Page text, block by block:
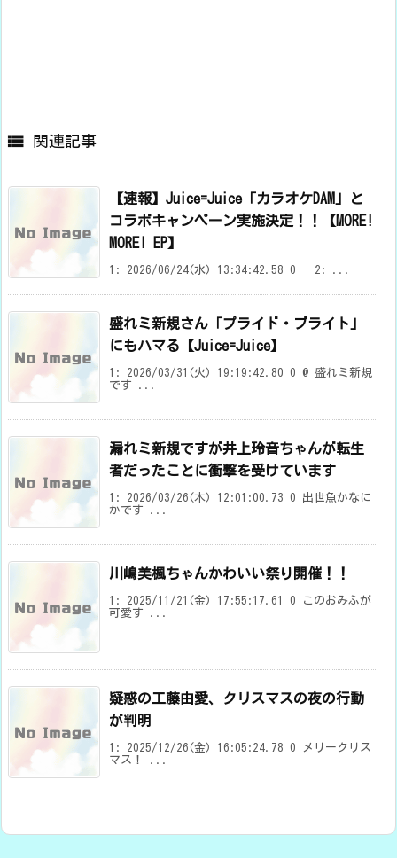
 関連記事
【速報】Juice=Juice「カラオケDAM」と
コラボキャンペーン実施決定！！【MORE!
MORE! EP】
1: 2026/06/24(水) 13:34:42.58 0 2: ...
盛れミ新規さん「プライド・ブライト」
にもハマる【Juice=Juice】
1: 2026/03/31(火) 19:19:42.80 0 @ 盛れミ新規
です ...
漏れミ新規ですが井上玲音ちゃんが転生
者だったことに衝撃を受けています
1: 2026/03/26(木) 12:01:00.73 0 出世魚かなに
かです ...
川嶋美楓ちゃんかわいい祭り開催！！
1: 2025/11/21(金) 17:55:17.61 0 このおみふが
可愛す ...
疑惑の工藤由愛、クリスマスの夜の行動
が判明
1: 2025/12/26(金) 16:05:24.78 0 メリークリス
マス！ ...